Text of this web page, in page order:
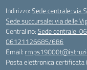
Indirizzo:Sede centrale: via
Sede succursale: via delle
Centralino:Sede centrale:
06121126685/686
Email:
Posta elettronica certificata